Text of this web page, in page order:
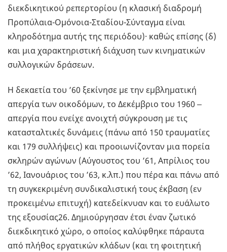
διεκδικητικού ρεπερτορίου (η κλασική διαδρομή
Προπύλαια-Ομόνοια-Σταδίου-Σύνταγμα είναι
κληροδότημα αυτής της περιόδου)· καθώς επίσης (δ)
και μια χαρακτηριστική διάχυση των κινηματικών
συλλογικών δράσεων.
Η δεκαετία του ’60 ξεκίνησε με την εμβληματική
απεργία των οικοδόμων, το Δεκέμβριο του 1960 ‒
απεργία που ενείχε ανοιχτή σύγκρουση με τις
κατασταλτικές δυνάμεις (πάνω από 150 τραυματίες
και 179 συλλήψεις) και προοιωνίζονταν μια πορεία
σκληρών αγώνων (Αύγουστος του ’61, Απρίλιος του
’62, Ιανουάριος του ’63, κ.λπ.) που πέρα και πάνω από
τη συγκεκριμένη συνδικαλιστική τους έκβαση (εν
προκειμένω επιτυχή) κατεδείκνυαν και το ευάλωτο
της εξουσίας26. Δημιούργησαν έτσι έναν ζωτικό
διεκδικητικό χώρο, ο οποίος καλύφθηκε πάραυτα
από πλήθος εργατικών κλάδων (και τη φοιτητική